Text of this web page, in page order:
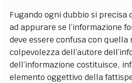
Fugando ogni dubbio si precisa
ad appurare se l’informazione
deve essere confusa con quella
colpevolezza dell’autore
dell’informazione costituisce,
elemento oggettivo della